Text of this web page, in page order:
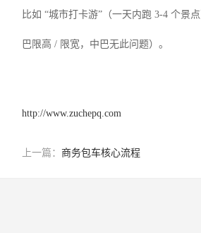
比如 “城市打卡游”（一天内跑 3-4 个景
巴限高 / 限宽，中巴无此问题）。
http://www.zuchepq.com
上一篇： 商务包车核心流程